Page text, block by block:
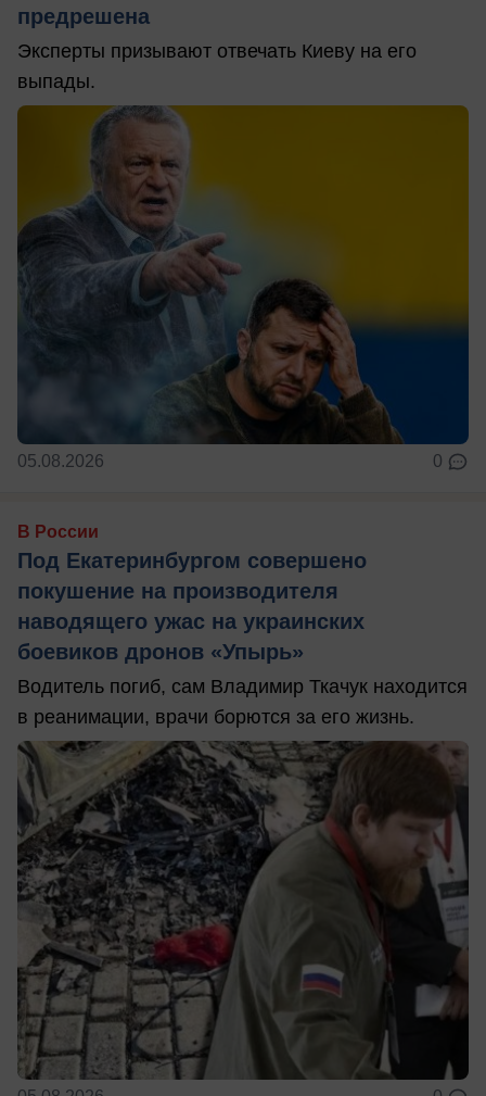
предрешена
Эксперты призывают отвечать Киеву на его
выпады.
05.08.2026 0
В России
Под Екатеринбургом совершено
покушение на производителя
наводящего ужас на украинских
боевиков дронов «Упырь»
Водитель погиб, сам Владимир Ткачук находится
в реанимации, врачи борются за его жизнь.